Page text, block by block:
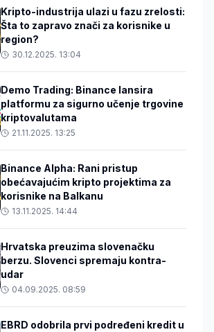
Kripto-industrija ulazi u fazu zrelosti:
Šta to zapravo znači za korisnike u
region?
30.12.2025. 13:04
Demo Trading: Binance lansira
platformu za sigurno učenje trgovine
kriptovalutama
21.11.2025. 13:25
Binance Alpha: Rani pristup
obećavajućim kripto projektima za
korisnike na Balkanu
13.11.2025. 14:44
Hrvatska preuzima slovenačku
berzu. Slovenci spremaju kontra-
udar
04.09.2025. 08:59
EBRD odobrila prvi podređeni kredit u